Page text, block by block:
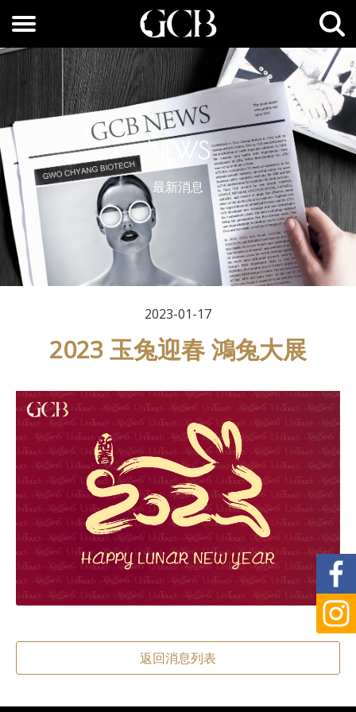
NEWS
最新消息
2023-01-17
2023 玉兔迎春 鴻兔大展
返回消息列表